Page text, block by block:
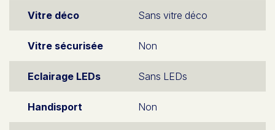
Vitre déco Sans vitre déco
Vitre sécurisée Non
Eclairage LEDs Sans LEDs
Handisport Non